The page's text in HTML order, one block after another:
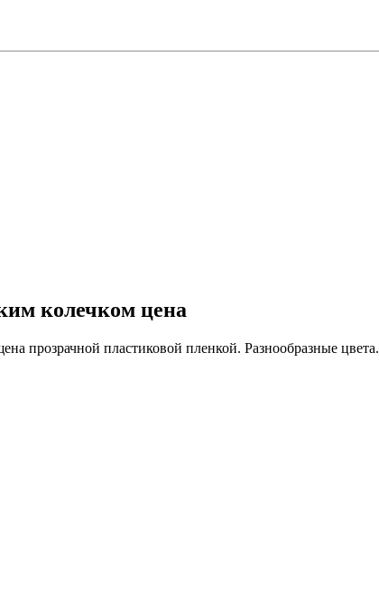
колечком цена
прозрачной пластиковой пленкой. Разнообразные цвета.